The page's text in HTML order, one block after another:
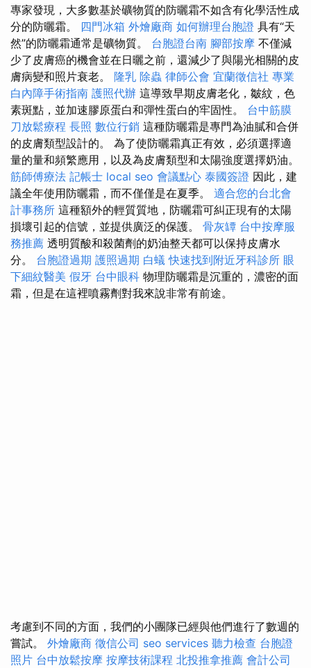
專家發現，大多數基於礦物質的防曬霜不如含有化學活性成
分的防曬霜。 四門冰箱 外燴廠商 如何辦理台胞證 具有“天
然”的防曬霜通常是礦物質。 台胞證台南 腳部按摩 不僅減
少了皮膚癌的機會並在日曬之前，還減少了與陽光相關的皮
膚病變和照片衰老。 隆乳 除蟲 律師公會 宜蘭徵信社 專業
白內障手術指南 護照代辦 這導致早期皮膚老化，皺紋，色
素斑點，並加速膠原蛋白和彈性蛋白的牢固性。 台中筋膜
刀放鬆療程 長照 數位行銷 這種防曬霜是專門為油膩和合併
的皮膚類型設計的。 為了使防曬霜真正有效，必須選擇適
量的量和頻繁應用，以及為皮膚類型和太陽強度選擇奶油。
筋師傅療法 記帳士 local seo 會議點心 泰國簽證 因此，建
議全年使用防曬霜，而不僅僅是在夏季。 適合您的台北會
計事務所 這種額外的輕質質地，防曬霜可糾正現有的太陽
損壞引起的信號，並提供廣泛的保護。 骨灰罈 台中按摩服
務推薦 透明質酸和殺菌劑的奶油整天都可以保持皮膚水
分。 台胞證過期 護照過期 白蟻 快速找到附近牙科診所 眼
下細紋醫美 假牙 台中眼科 物理防曬霜是沉重的，濃密的面
霜，但是在這裡噴霧劑對我來說非常有前途。
考慮到不同的方面，我們的小團隊已經與他們進行了數週的
嘗試。 外燴廠商 徵信公司 seo services 聽力檢查 台胞證
照片 台中放鬆按摩 按摩技術課程 北投推拿推薦 會計公司